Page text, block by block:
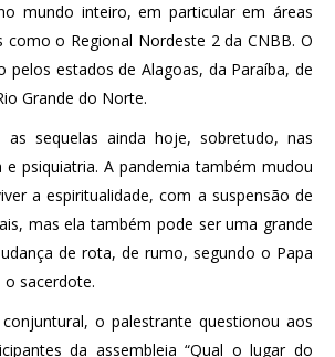
mundo inteiro, em particular em áreas
como o Regional Nordeste 2 da CNBB. O
estados de Alagoas, da Paraíba, de
Grande do Norte.
as sequelas ainda hoje, sobretudo, nas
e psiquiatria. A pandemia também mudou
a espiritualidade, com a suspensão de
mas ela também pode ser uma grande
de rota, de rumo, segundo o Papa
o sacerdote.
o palestrante questionou aos
da assembleia “Qual o lugar do